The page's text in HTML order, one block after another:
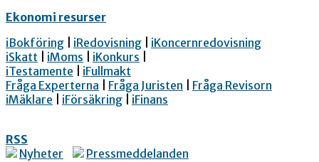
Ekonomi resurser
iBokföring
iRedovisning
iKoncernredovisning
iSkatt
iMoms iKonkurs
iTestamente
iFullmakt
Fråga Experterna
Fråga Juristen
Fråga Revisorn
iMäklare
iFörsäkring iFinans
RSS
Nyheter
Pressmeddelanden